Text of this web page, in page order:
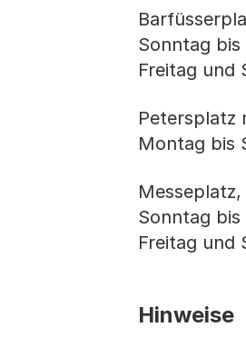
Sonntag
Freitag und
Petersplatz
Montag bis
Sonntag bis
Freitag und
Hinweise